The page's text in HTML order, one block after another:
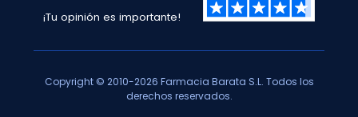
¡Tu opinión es importante!
Copyright © 2010-2026 Farmacia Barata S.L. Todos los
derechos reservados.